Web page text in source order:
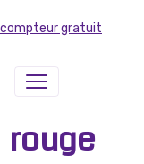
compteur gratuit
rouge